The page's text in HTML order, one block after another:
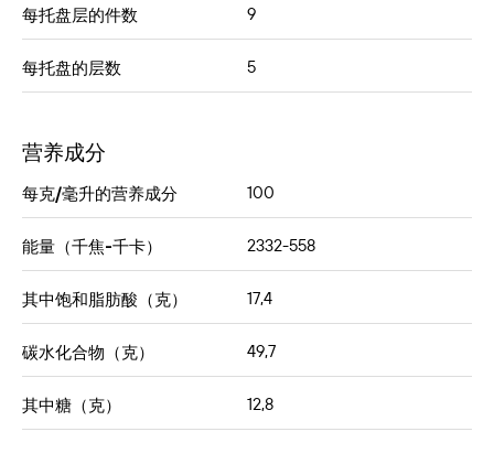
每托盘层的件数 9
每托盘的层数 5
营养成分
每克/毫升的营养成分 100
能量（千焦-千卡） 2332-558
其中饱和脂肪酸（克） 17,4
碳水化合物（克） 49,7
其中糖（克） 12,8